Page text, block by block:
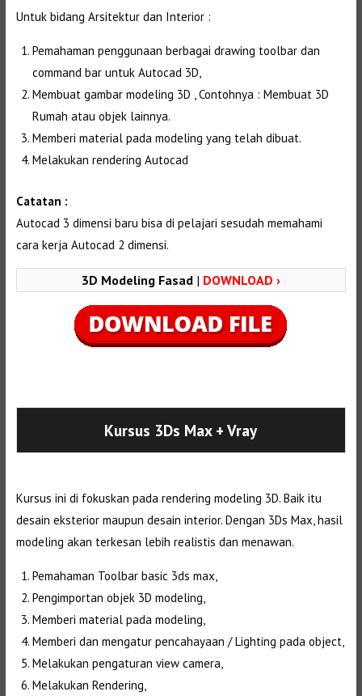
Untuk bidang Arsitektur dan Interior :
Pemahaman penggunaan berbagai drawing toolbar dan
command bar untuk Autocad 3D,
Membuat gambar modeling 3D , Contohnya : Membuat 3D
Rumah atau objek lainnya.
Memberi material pada modeling yang telah dibuat.
Melakukan rendering Autocad
Catatan :
Autocad 3 dimensi baru bisa di pelajari sesudah memahami
cara kerja Autocad 2 dimensi.
3D Modeling Fasad | DOWNLOAD ›
Kursus 3Ds Max + Vray
Kursus ini di fokuskan pada rendering modeling 3D. Baik itu
desain eksterior maupun desain interior. Dengan 3Ds Max, hasil
modeling akan terkesan lebih realistis dan menawan.
Pemahaman Toolbar basic 3ds max,
Pengimportan objek 3D modeling,
Memberi material pada modeling,
Memberi dan mengatur pencahayaan / Lighting pada object,
Melakukan pengaturan view camera,
Melakukan Rendering,